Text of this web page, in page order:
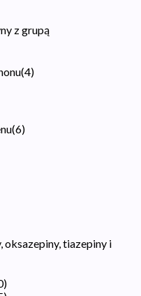
z grupą
(4)
(6)
oksazepiny, tiazepiny i
)